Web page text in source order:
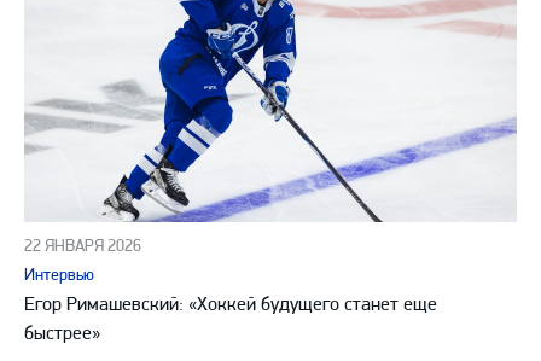
22 ЯНВАРЯ 2026
Интервью
Егор Римашевский: «Хоккей будущего станет еще
быстрее»